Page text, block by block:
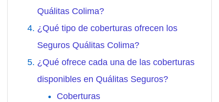
Quálitas Colima?
¿Qué tipo de coberturas ofrecen los
Seguros Quálitas Colima?
¿Qué ofrece cada una de las coberturas
disponibles en Quálitas Seguros?
Coberturas